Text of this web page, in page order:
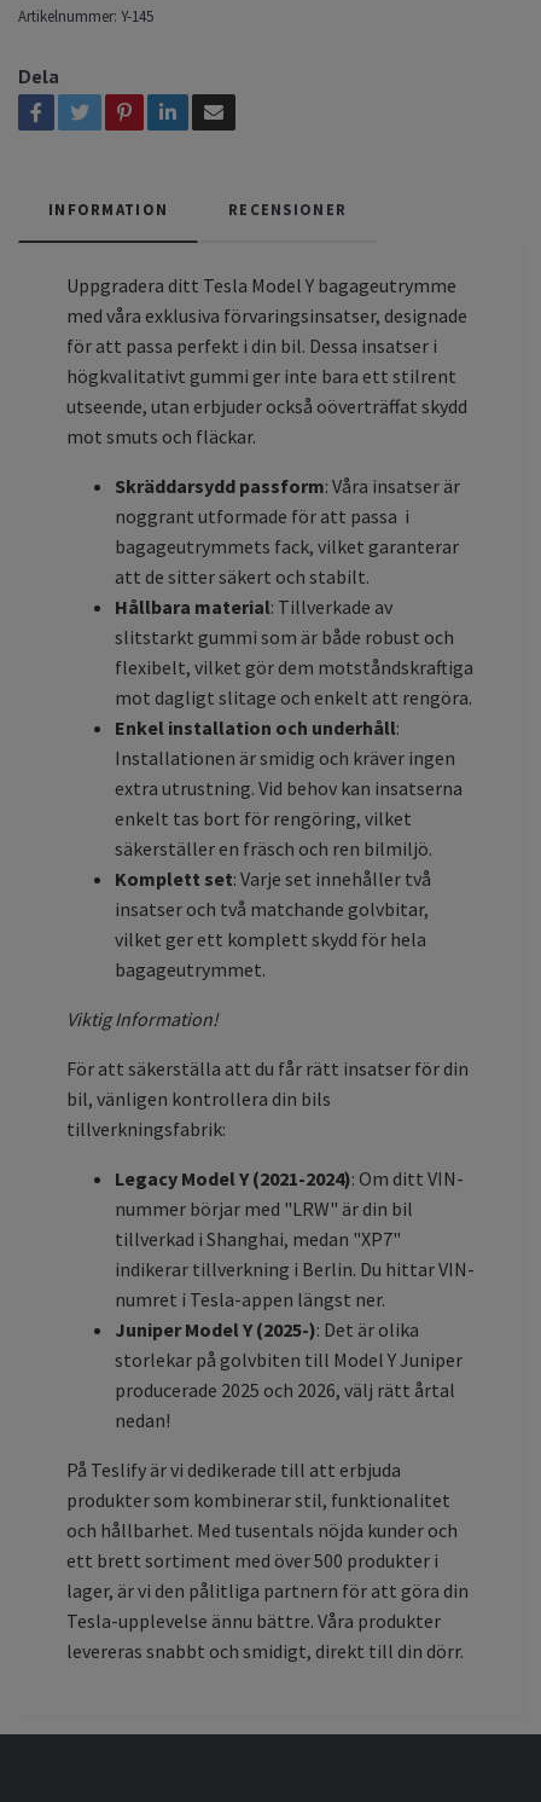
Artikelnummer: Y-145
Dela
INFORMATION RECENSIONER
Uppgradera ditt Tesla Model Y bagageutrymme
med våra exklusiva förvaringsinsatser, designade
för att passa perfekt i din bil. Dessa insatser i
högkvalitativt gummi ger inte bara ett stilrent
utseende, utan erbjuder också oöverträffat skydd
mot smuts och fläckar.
Skräddarsydd passform: Våra insatser är
noggrant utformade för att passa i
bagageutrymmets fack, vilket garanterar
att de sitter säkert och stabilt.
Hållbara material: Tillverkade av
slitstarkt gummi som är både robust och
flexibelt, vilket gör dem motståndskraftiga
mot dagligt slitage och enkelt att rengöra.
Enkel installation och underhåll:
Installationen är smidig och kräver ingen
extra utrustning. Vid behov kan insatserna
enkelt tas bort för rengöring, vilket
säkerställer en fräsch och ren bilmiljö.
Komplett set: Varje set innehåller två
insatser och två matchande golvbitar,
vilket ger ett komplett skydd för hela
bagageutrymmet.
Viktig Information!
För att säkerställa att du får rätt insatser för din
bil, vänligen kontrollera din bils
tillverkningsfabrik:
Legacy Model Y (2021-2024): Om ditt VIN-
nummer börjar med "LRW" är din bil
tillverkad i Shanghai, medan "XP7"
indikerar tillverkning i Berlin. Du hittar VIN-
numret i Tesla-appen längst ner.
Juniper Model Y (2025-): Det är olika
storlekar på golvbiten till Model Y Juniper
producerade 2025 och 2026, välj rätt årtal
nedan!
På Teslify är vi dedikerade till att erbjuda
produkter som kombinerar stil, funktionalitet
och hållbarhet. Med tusentals nöjda kunder och
ett brett sortiment med över 500 produkter i
lager, är vi den pålitliga partnern för att göra din
Tesla-upplevelse ännu bättre. Våra produkter
levereras snabbt och smidigt, direkt till din dörr.